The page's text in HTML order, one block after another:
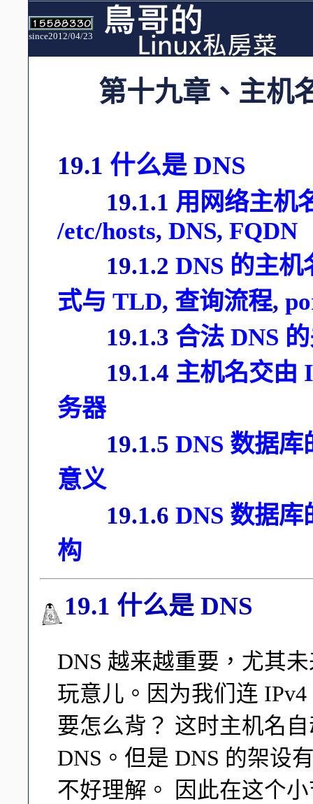
since2012/04/23
第十九章、主机
19.1 什么是 DNS
19.1.1 用网络主机
/etc/hosts, DNS, FQDN
19.1.2 DNS 的主
式与 TLD, 查询流程,
19.1.3 合法 DNS
19.1.4 主机名交由
务器
19.1.5 DNS 数据库
意义
19.1.6 DNS 数据库
构
19.1 什么是 DNS
DNS 越来越重要，尤其
玩意儿。因为我们连 IPv4
要怎么背？ 这时主机名
DNS。但是 DNS 的架设
不好理解。 因此在这个